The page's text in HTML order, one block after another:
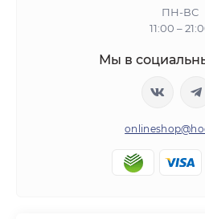
ПН-ВС
11:00 –
Мы в